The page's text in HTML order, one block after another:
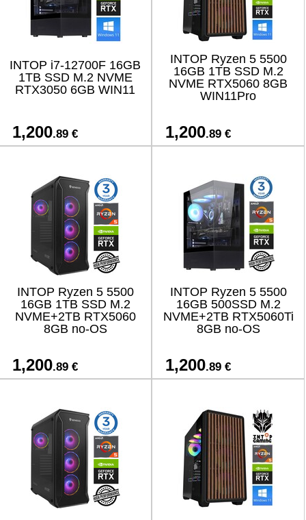
INTOP i7-12700F 16GB
1TB SSD M.2 NVME
RTX3050 6GB WIN11
1,200.89 €
INTOP Ryzen 5 5500
16GB 1TB SSD M.2
NVME RTX5060 8GB
WIN11Pro
1,200.89 €
INTOP Ryzen 5 5500
16GB 1TB SSD M.2
NVME+2TB RTX5060
8GB no-OS
1,200.89 €
INTOP Ryzen 5 5500
16GB 500SSD M.2
NVME+2TB RTX5060Ti
8GB no-OS
1,200.89 €